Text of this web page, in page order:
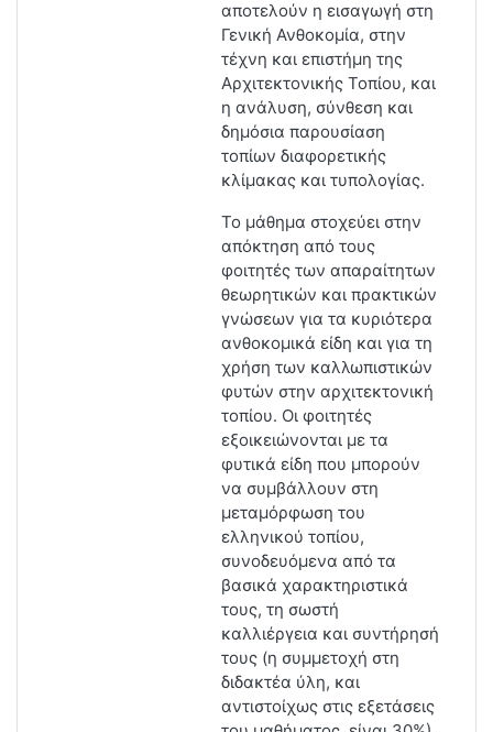
αποτελούν η εισαγωγή στη
Γενική Ανθοκομία, στην
τέχνη και επιστήμη της
Αρχιτεκτονικής Τοπίου, και
η ανάλυση, σύνθεση και
δημόσια παρουσίαση
τοπίων διαφορετικής
κλίμακας και τυπολογίας.
Το μάθημα στοχεύει στην
απόκτηση από τους
φοιτητές των απαραίτητων
θεωρητικών και πρακτικών
γνώσεων για τα κυριότερα
ανθοκομικά είδη και για τη
χρήση των καλλωπιστικών
φυτών στην αρχιτεκτονική
τοπίου. Οι φοιτητές
εξοικειώνονται με τα
φυτικά είδη που μπορούν
να συμβάλλουν στη
μεταμόρφωση του
ελληνικού τοπίου,
συνοδευόμενα από τα
βασικά χαρακτηριστικά
τους, τη σωστή
καλλιέργεια και συντήρησή
τους (η συμμετοχή στη
διδακτέα ύλη, και
αντιστοίχως στις εξετάσεις